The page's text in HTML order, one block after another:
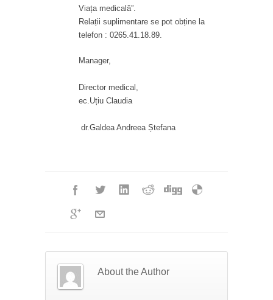
Viața medicală”.
Relații suplimentare se pot obține la
telefon : 0265.41.18.89.
Manager,
Director medical,
ec.Uțiu Claudia
dr.Galdea Andreea Ștefana
About the Author